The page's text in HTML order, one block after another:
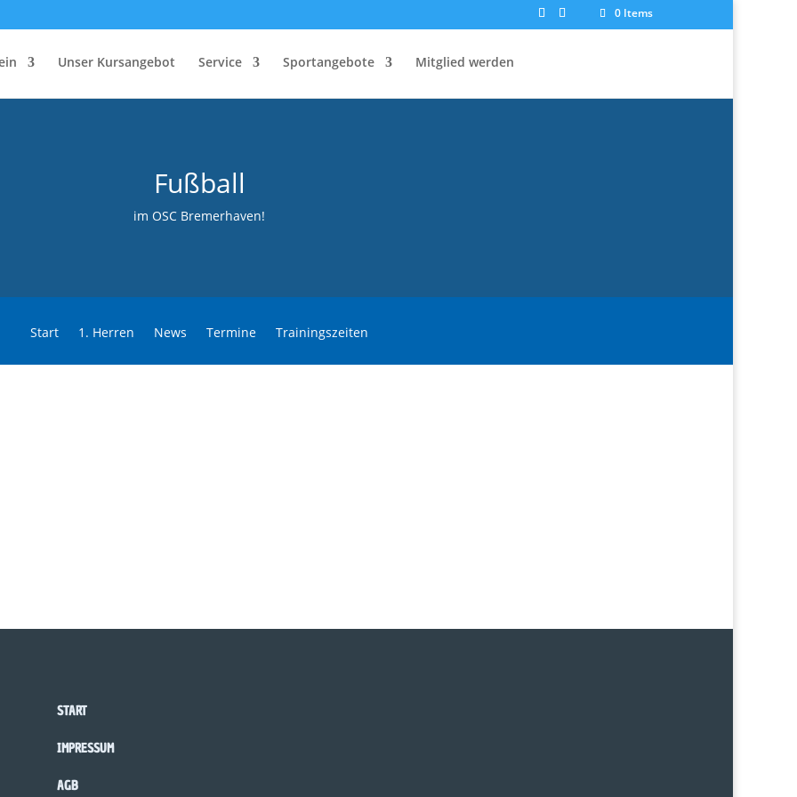
0 Items
Unser Kursangebot Service Sportangebote Mitglied werden
Fußball
im OSC Bremerhaven!
Start 1. Herren News Termine Trainingszeiten
START
IMPRESSUM
AGB